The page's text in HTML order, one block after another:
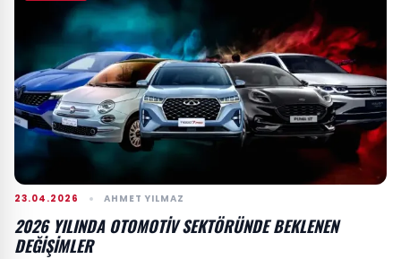
23.04.2026 AHMET YILMAZ
2026 YILINDA OTOMOTIV SEKTÖRÜNDE BEKLENEN
DEĞIŞIMLER